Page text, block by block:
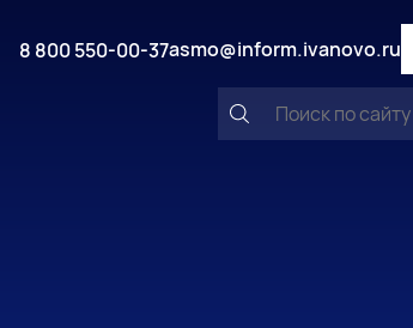
8 800 550-00-37asmo@inform.ivanovo.ru